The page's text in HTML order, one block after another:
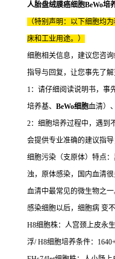
人胎盘绒膜癌细胞BeWo培
（特别声明：以下细胞均
床和工业用途。）
细胞相关信息，建议您咨
指导与回复，让您事先了
1：请仔细阅读说明书，事
培养基、 BeWo细胞血清）
2：细胞培养过程中，遇到
会提供专业准确的建议指导
细胞污染（支原体）特点
浊，原体感染，国内血清
血清中最常见的微生物之
感染细胞以后，细胞病 变
H8细胞株：人宫颈上皮永
浮/ H8细胞培养条件：